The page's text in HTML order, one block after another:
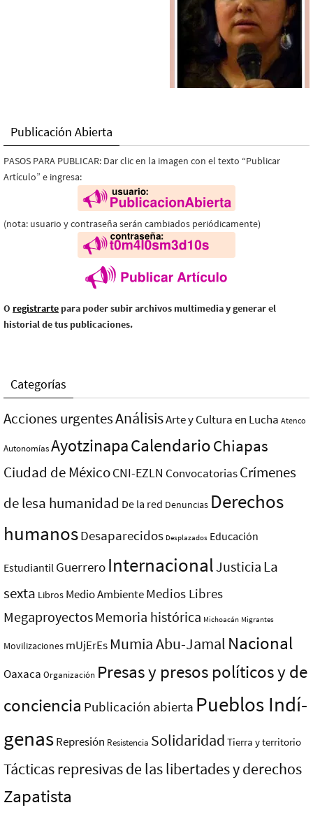
Publicación Abierta
PASOS PARA PUBLICAR: Dar clic en la imagen con el texto “Publicar
Artículo” e ingresa:
(nota: usuario y contraseña serán cambiados periódicamente)
O registrarte para poder subir archivos multimedia y generar el
historial de tus publicaciones.
Categorías
Acciones urgentesAnálisisArte y Cultura en Lucha Atenco
AutonomíasAyotzinapaCalendarioChiapas
Ciudad de MéxicoCNI-EZLN ConvocatoriasCrímenes
de lesa humanidad De la red Denuncias Derechos
humanosDesaparecidos Desplazados Educación
Estudiantil Guerrero InternacionalJusticia La
sexta Libros Medio AmbienteMedios Libres
MegaproyectosMemoria histórica Michoacán Migrantes
Movilizaciones mUjErEs Mumia Abu-Jamal Nacional
Oaxaca Organización Presas y presos polí­ticos y de
conciencia Publicación abierta Pueblos Indí­
genasRepresión Resistencia Solidaridad Tierra y territorio
Tácticas represivas de las libertades y derechos
Zapatista